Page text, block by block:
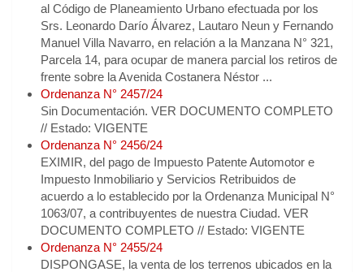
al Código de Planeamiento Urbano efectuada por los
Srs. Leonardo Darío Álvarez, Lautaro Neun y Fernando
Manuel Villa Navarro, en relación a la Manzana N° 321,
Parcela 14, para ocupar de manera parcial los retiros de
frente sobre la Avenida Costanera Néstor ...
Ordenanza N° 2457/24
Sin Documentación. VER DOCUMENTO COMPLETO
// Estado: VIGENTE
Ordenanza N° 2456/24
EXIMIR, del pago de Impuesto Patente Automotor e
Impuesto Inmobiliario y Servicios Retribuidos de
acuerdo a lo establecido por la Ordenanza Municipal N°
1063/07, a contribuyentes de nuestra Ciudad. VER
DOCUMENTO COMPLETO // Estado: VIGENTE
Ordenanza N° 2455/24
DISPONGASE, la venta de los terrenos ubicados en la